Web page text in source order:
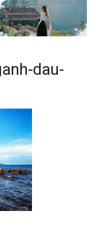
dau-